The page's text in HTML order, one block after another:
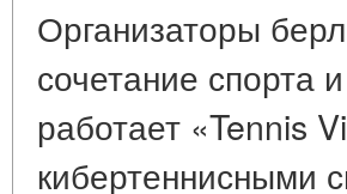
Организаторы
сочетание спорта
работает «Tennis
кибертеннисными